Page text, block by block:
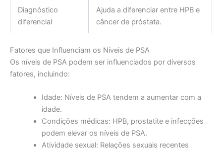
Diagnóstico
diferencial
Ajuda a diferenciar entre HPB e
câncer de próstata.
Fatores que Influenciam os Níveis de PSA
Os níveis de PSA podem ser influenciados por diversos
fatores, incluindo:
Idade: Níveis de PSA tendem a aumentar com a
idade.
Condições médicas: HPB, prostatite e infecções
podem elevar os níveis de PSA.
Atividade sexual: Relações sexuais recentes